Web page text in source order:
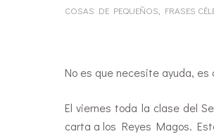
COSAS DE PEQUEÑOS FRASES
No es que necesite ayuda,
El viernes toda la clase del
carta a los Reyes Magos.